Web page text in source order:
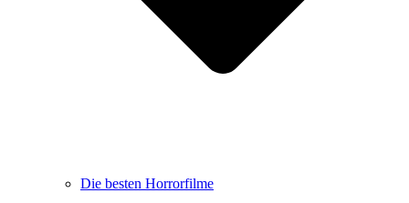
Die besten Horrorfilme